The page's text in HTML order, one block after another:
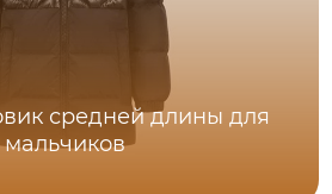
средней длины для
мальчиков